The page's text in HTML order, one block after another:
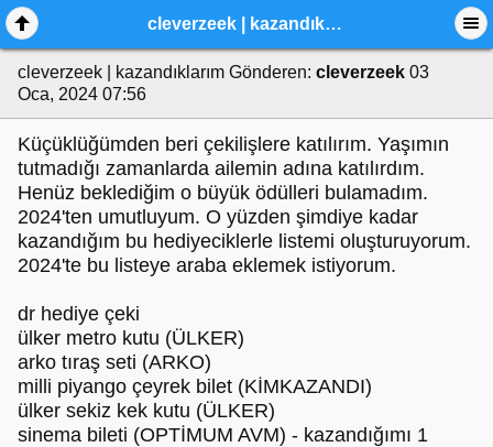
cleverzeek | kazandıklarım
cleverzeek | kazandıklarım Gönderen: cleverzeek 03
Oca, 2024 07:56
Küçüklüğümden beri çekilişlere katılırım. Yaşımın
tutmadığı zamanlarda ailemin adına katılırdım.
Henüz beklediğim o büyük ödülleri bulamadım.
2024'ten umutluyum. O yüzden şimdiye kadar
kazandığım bu hediyeciklerle listemi oluşturuyorum.
2024'te bu listeye araba eklemek istiyorum.
dr hediye çeki
ülker metro kutu (ÜLKER)
arko tıraş seti (ARKO)
milli piyango çeyrek bilet (KİMKAZANDI)
ülker sekiz kek kutu (ÜLKER)
sinema bileti (OPTİMUM AVM) - kazandığımı 1